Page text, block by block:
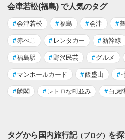
会津若松(福島) で人気のタグ
#会津若松 #福島 #会津 #
#赤べこ # レンタカー # 新幹線
#福島駅 #野沢民芸 # グルメ
# マンホールカード #飯盛山 #
# 麟閣 # レトロな町並み # 白虎
タグから国内旅行記（ブログ） を